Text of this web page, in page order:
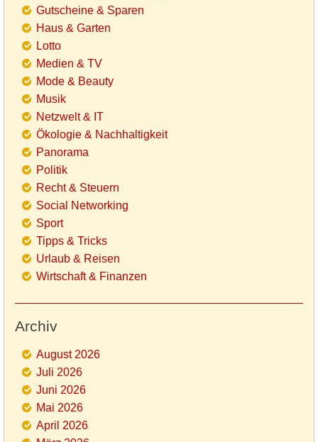
Gutscheine & Sparen
Haus & Garten
Lotto
Medien & TV
Mode & Beauty
Musik
Netzwelt & IT
Ökologie & Nachhaltigkeit
Panorama
Politik
Recht & Steuern
Social Networking
Sport
Tipps & Tricks
Urlaub & Reisen
Wirtschaft & Finanzen
Archiv
August 2026
Juli 2026
Juni 2026
Mai 2026
April 2026